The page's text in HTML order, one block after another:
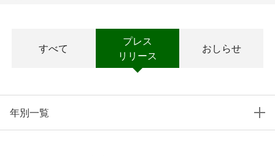
経営理念
すべて
プレス
リリース
おしらせ
年別一覧